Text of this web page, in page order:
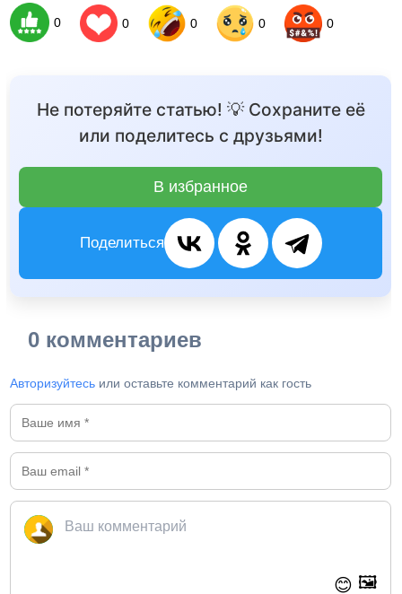
0 0 0 0 0
Не потеряйте статью! 💡 Сохраните её
или поделитесь с друзьями!
В избранное
Поделиться
0 комментариев
Авторизуйтесь или оставьте комментарий как гость
😊 🖼️